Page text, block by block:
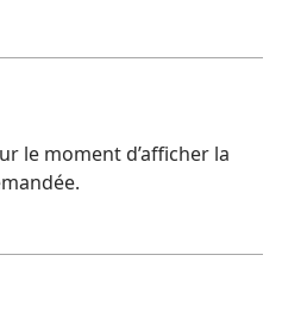
le moment d’afficher la